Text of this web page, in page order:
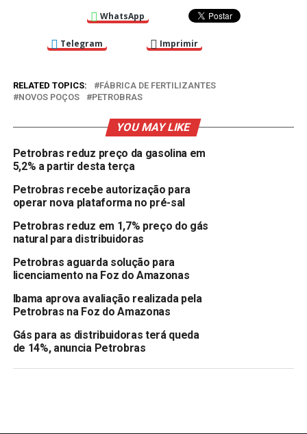
WhatsApp
Telegram Imprimir
RELATED TOPICS:
FÁBRICA DE FERTILIZANTES
NOVOS POÇOS
PETROBRAS
YOU MAY LIKE
Petrobras reduz preço da gasolina em
5,2% a partir desta terça
Petrobras recebe autorização para
operar nova plataforma no pré-sal
Petrobras reduz em 1,7% preço do gás
natural para distribuidoras
Petrobras aguarda solução para
licenciamento na Foz do Amazonas
Ibama aprova avaliação realizada pela
Petrobras na Foz do Amazonas
Gás para as distribuidoras terá queda
de 14%, anuncia Petrobras